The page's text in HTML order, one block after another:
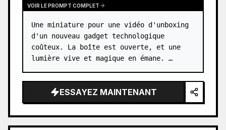
VOIR LE PROMPT COMPLET
Une miniature pour une vidéo d'unboxing
d'un nouveau gadget technologique
coûteux. La boîte est ouverte, et une
lumière vive et magique en émane. …
ESSAYEZ MAINTENANT